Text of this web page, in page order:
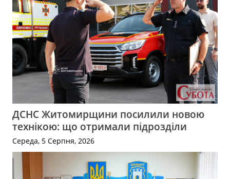
ДСНС Житомирщини посилили новою
технікою: що отримали підрозділи
Середа, 5 Серпня, 2026